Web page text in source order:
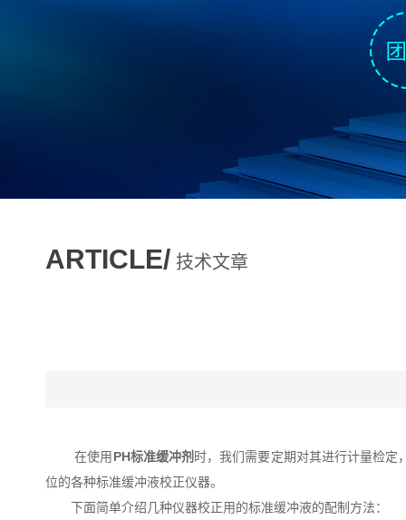
ARTICLE/ 技术文章
在使用 PH标准缓冲剂 时，我们需要定期对其进行计量检
位的各种标准缓冲液校正仪器。
下面简单介绍几种仪器校正用的标准缓冲液的配制方法：